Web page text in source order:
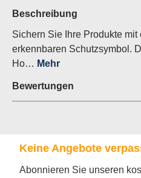
Beschreibung
Sichern Sie Ihre Produkte
erkennbaren Schutzsymbol.
Ho… Mehr
Bewertungen
Keine Angebote
Abonnieren Sie unseren